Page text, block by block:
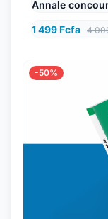
Annale
1 499 Fcfa 4
-50%